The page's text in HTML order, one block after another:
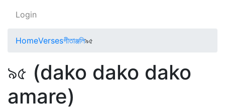
Login
HomeVersesগীতাঞ্জলি৯৫
৯৫ (dako dako dako
amare)